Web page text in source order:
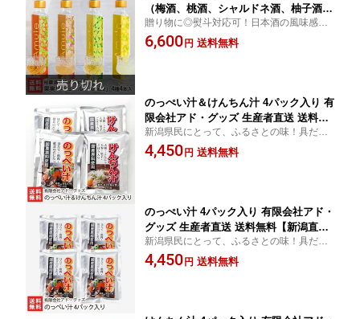
（梅酒、桃酒、シャルドネ酒、柚子酒）
柏露酒造株式会社 生産者直送【新潟直
送計画 日本酒ベース sake 新潟産 果実
贈り物に◎熨斗対応可！日本酒の風味感じ
る、果実リキュール「Amule」。アルコー
ル度数が低めで、ストレートでも飲みやす
6,600 円 送料無料
のっぺい汁＆けんちん汁 4パック入り 有
限会社アド・グッズ 生産者直送 送料無
料【新潟直送計画 郷土料理 レトルト食
品 お惣菜 のっぺ】
新潟県民にとって、ふるさとの味！具だく
さんの「のっぺい汁」と、ごま油のコクと
野菜の旨味が美味しい「けんちん汁」。レ
4,450 円 送料無料
のっぺい汁 4パック入り 有限会社アド・
グッズ 生産者直送 送料無料【新潟直送
計画 郷土料理 レトルト食品 お惣菜 の
っぺ】
新潟県民にとって、ふるさとの味！具だく
さんの「のっぺい汁」。レトルトのため、
調理簡単！出来立ての美味しさを味わえま
4,450 円 送料無料